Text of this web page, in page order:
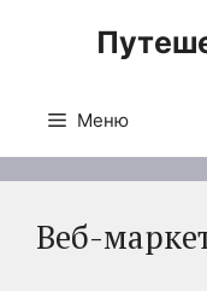
Меню
Веб-